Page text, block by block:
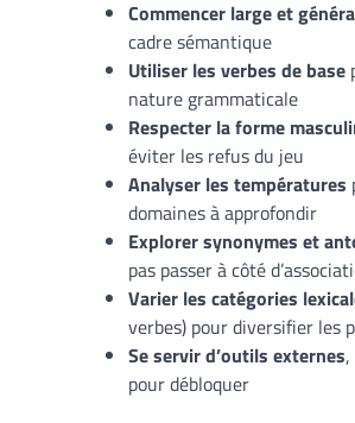
Commencer large et
cadre sémantique
Utiliser les verbes de base
nature grammaticale
Respecter la forme
éviter les refus du jeu
Analyser les températures
domaines à approfondir
Explorer synonymes et
pas passer à côté
Varier les catégories
verbes) pour diversifier les
Se servir d’outils externes,
pour débloquer